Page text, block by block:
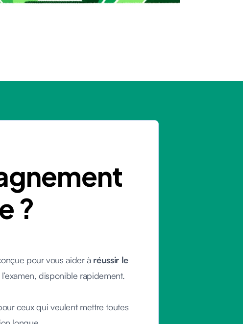
?
pour vous aider à réussir le
disponible rapidement.
ceux qui veulent mettre toutes